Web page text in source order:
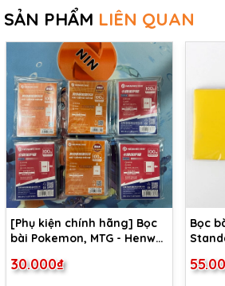
SẢN PHẨM LIÊN QUAN
[Phụ kiện chính hãng] Bọc
bài Pokemon, MTG - Henwei
30.000₫
Bọc